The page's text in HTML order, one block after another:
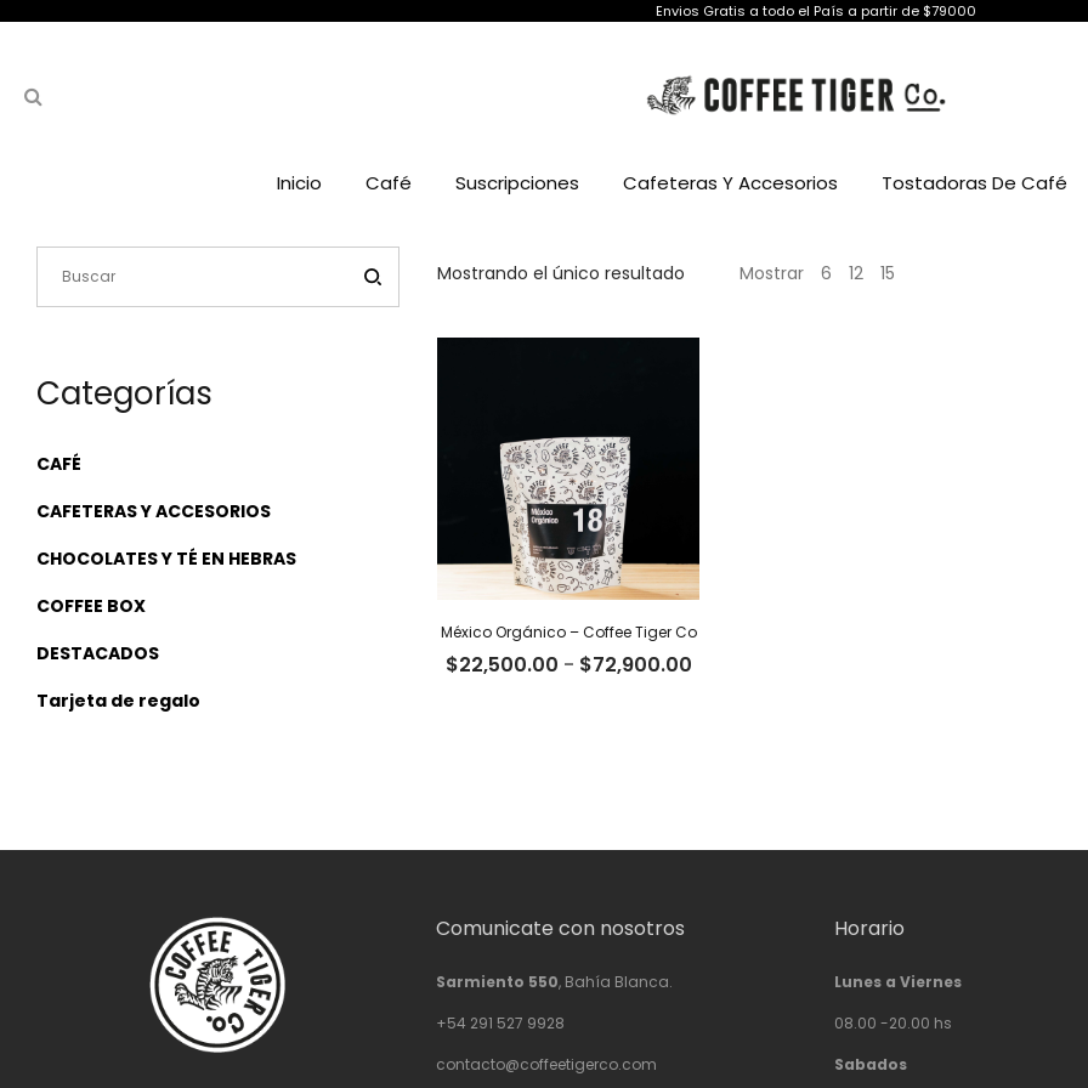
Envios Gratis a todo el País a partir de $79000
Inicio Café Suscripciones Cafeteras Y Accesorios Tostadoras De Café
Mostrando el único resultado Mostrar 6 12 15
México Orgánico – Coffee Tiger Co
$22,500.00 - $72,900.00Rango
Categorías
CAFÉ
CAFETERAS Y ACCESORIOS
CHOCOLATES Y TÉ EN HEBRAS
COFFEE BOX
DESTACADOS
Tarjeta de regalo
Comunicate con nosotros
Sarmiento 550, Bahía Blanca.
+54 291 527 9928
contacto@coffeetigerco.com
Horario
Lunes a Viernes
08.00 -20.00 hs
Sabados